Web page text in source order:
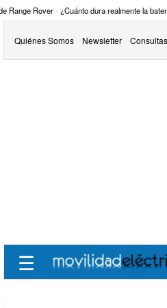
Range Rover ¿Cuánto dura realmente la
Quiénes Somos Newsletter Consultas
☰